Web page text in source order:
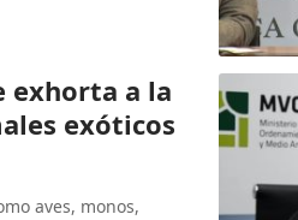
exhorta a la
exóticos
aves, monos,